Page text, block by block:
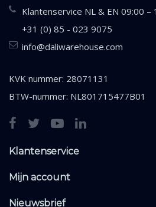
Klantenservice NL & EN 09:00 –
+31 (0) 85 - 023 9075
info@daliwarehouse.com
KVK nummer: 28071131
BTW-nummer: NL801715477B01
Klantenservice
Mijn account
Nieuwsbrief